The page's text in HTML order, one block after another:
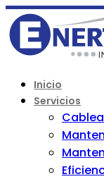
Inicio
Servicios